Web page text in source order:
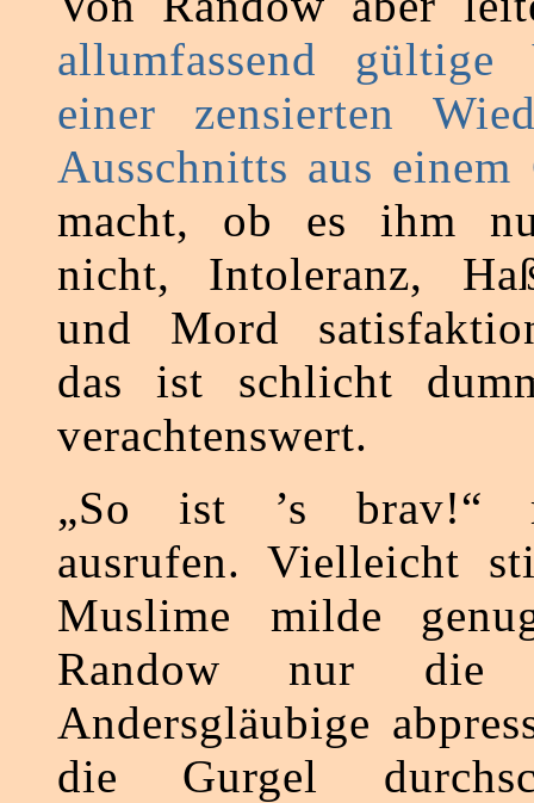
allumfassend gültige
einer zensierten
Ausschnitts aus einem
macht, ob es ihm
nicht, Intoleranz,
und Mord
das ist schlicht
verachtenswert.
„So ist ’s brav!“
ausrufen. Vielleicht
Muslime milde
Randow nur die
Andersgläubige
die Gurgel